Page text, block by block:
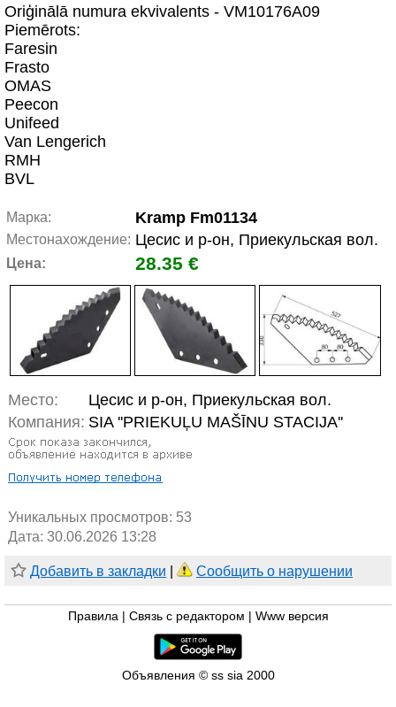
Oriģinālā numura ekvivalents - VM10176A09
Piemērots:
Faresin
Frasto
OMAS
Peecon
Unifeed
Van Lengerich
RMH
BVL
Марка: Kramp Fm01134
Местонахождение: Цесис и р-он, Приекульская вол.
Цена: 28.35 €
Место:
Цесис и р-он, Приекульская вол.
Компания: SIA ''PRIEKUĻU MAŠĪNU STACIJA''
Уникальных просмотров: 53
Дата: 30.06.2026 13:28
Добавить в закладки Сообщить о нарушении
Правила Связь с редактором Www версия
Объявления © ss sia 2000